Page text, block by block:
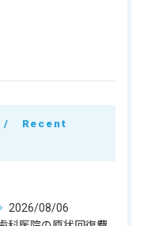
Recent
2026/08/06